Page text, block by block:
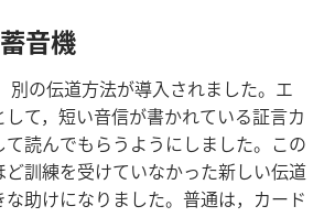
音機
別の伝道方法が導入されました。エ
て，短い音信が書かれている証言カ
読んでもらうようにしました。この
訓練を受けていなかった新しい伝道
助けになりました。普通は，カード